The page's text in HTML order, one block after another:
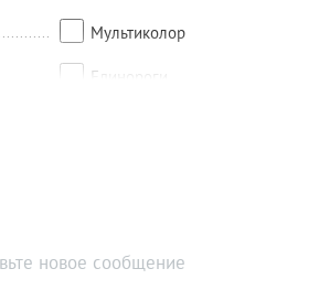
Мультиколор
Единороги
новое сообщение